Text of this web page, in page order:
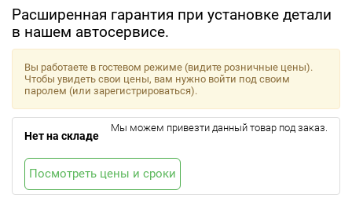
Расширенная гарантия при установке детали
в нашем автосервисе.
Вы работаете в гостевом режиме (видите розничные цены).
Чтобы увидеть свои цены, вам нужно войти под своим
паролем (или зарегистрироваться).
Нет на складе
Мы можем привезти данный товар под заказ.
Посмотреть цены и сроки